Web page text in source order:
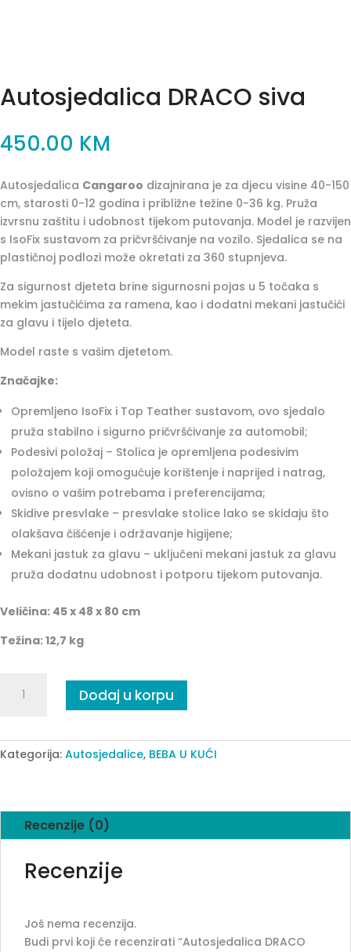
Autosjedalica DRACO siva
450.00 KM
Autosjedalica Cangaroo dizajnirana je za djecu visine 40-150
cm, starosti 0-12 godina i približne težine 0-36 kg. Pruža
izvrsnu zaštitu i udobnost tijekom putovanja. Model je razvijen
s IsoFix sustavom za pričvršćivanje na vozilo. Sjedalica se na
plastičnoj podlozi može okretati za 360 stupnjeva.
Za sigurnost djeteta brine sigurnosni pojas u 5 točaka s
mekim jastučićima za ramena, kao i dodatni mekani jastučići
za glavu i tijelo djeteta.
Model raste s vašim djetetom.
Značajke:
Opremljeno IsoFix i Top Teather sustavom, ovo sjedalo
pruža stabilno i sigurno pričvršćivanje za automobil;
Podesivi položaj – Stolica je opremljena podesivim
položajem koji omogućuje korištenje i naprijed i natrag,
ovisno o vašim potrebama i preferencijama;
Skidive presvlake – presvlake stolice lako se skidaju što
olakšava čišćenje i održavanje higijene;
Mekani jastuk za glavu – uključeni mekani jastuk za glavu
pruža dodatnu udobnost i potporu tijekom putovanja.
Veličina: 45 x 48 x 80 cm
Težina: 12,7 kg
Autosjedalica
DRACO
Dodaj u korpu
Kategorija: Autosjedalice, BEBA U KUĆI
Recenzije (0)
Recenzije
Još nema recenzija.
Budi prvi koji će recenzirati “Autosjedalica DRACO